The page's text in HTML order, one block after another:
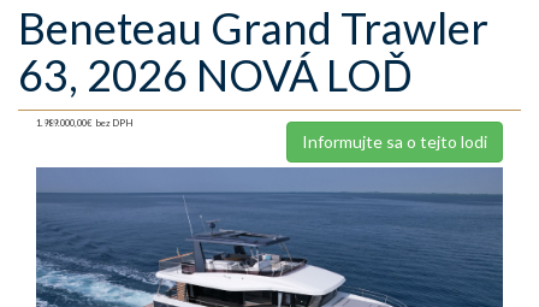
hlavný
obsah
Beneteau Grand Trawler
63, 2026 NOVÁ LOĎ
Informujte sa o tejto lodi
1.989.000,00€ bez DPH